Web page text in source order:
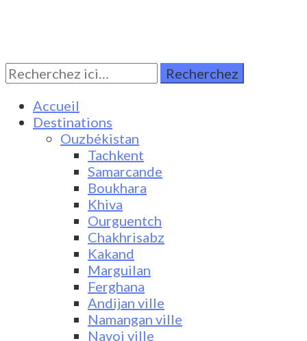
Turkestan Travel
Discover Central Asia
Rechercher:
Accueil
Destinations
Ouzbékistan
Tachkent
Samarcande
Boukhara
Khiva
Ourguentch
Chakhrisabz
Kakand
Marguilan
Ferghana
Andijan ville
Namangan ville
Navoi ville